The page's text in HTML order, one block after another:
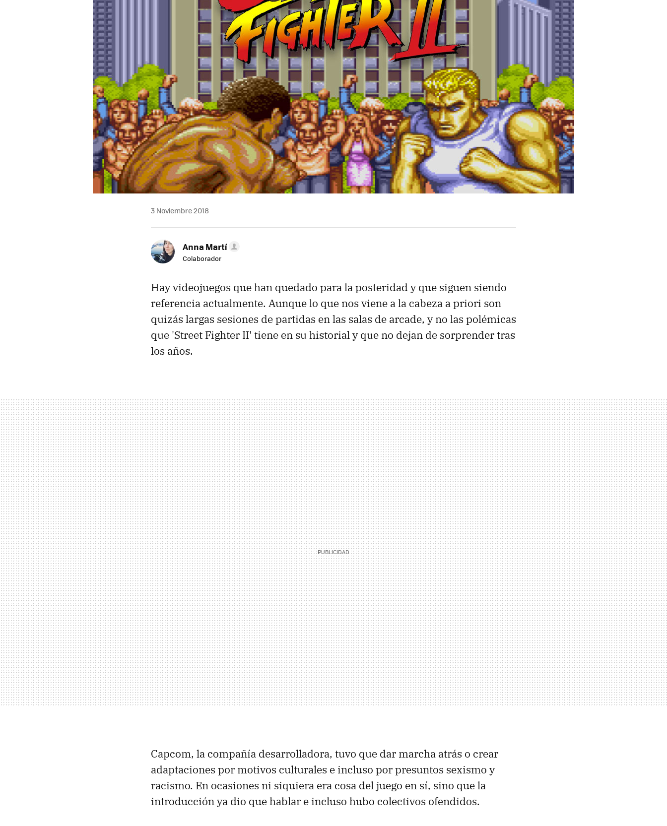
3 Noviembre 2018
Anna Martí
Colaborador
Hay videojuegos que han quedado para la posteridad y que siguen siendo
referencia actualmente. Aunque lo que nos viene a la cabeza a priori son
quizás largas sesiones de partidas en las salas de arcade, y no las polémicas
que 'Street Fighter II' tiene en su historial y que no dejan de sorprender tras
los años.
Capcom, la compañía desarrolladora, tuvo que dar marcha atrás o crear
adaptaciones por motivos culturales e incluso por presuntos sexismo y
racismo. En ocasiones ni siquiera era cosa del juego en sí, sino que la
introducción ya dio que hablar e incluso hubo colectivos ofendidos.